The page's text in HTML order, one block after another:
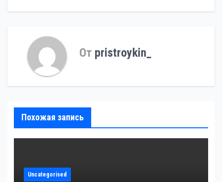
От pristroykin_
Похожая запись
Uncategorised